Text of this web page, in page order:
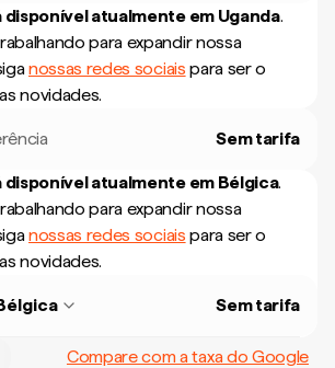
disponível atualmente em Uganda.
para expandir nossa
nossas redes sociais para ser o
novidades.
Sem tarifa
disponível atualmente em Bélgica.
para expandir nossa
nossas redes sociais para ser o
novidades.
Sem tarifa
Compare com a taxa do Google